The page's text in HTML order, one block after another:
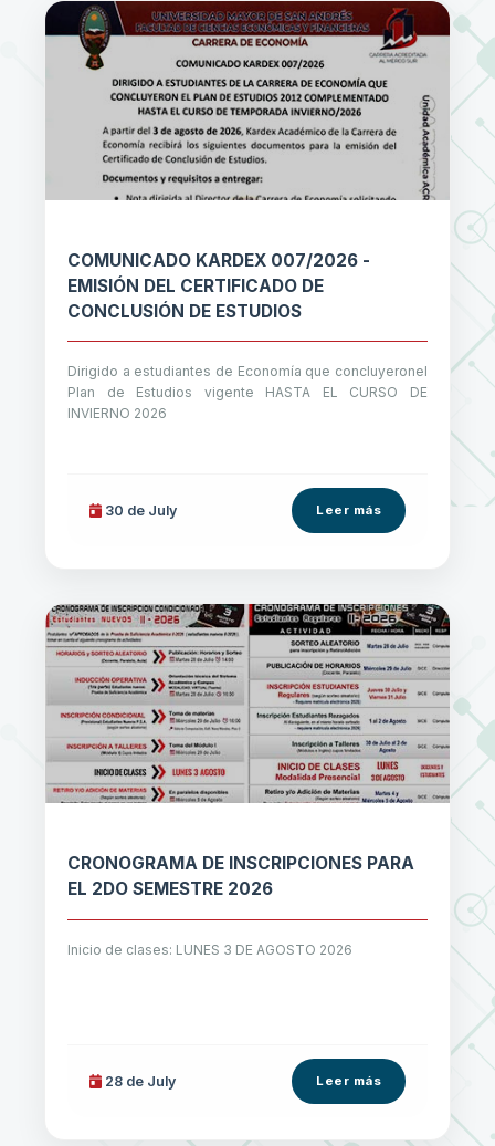
COMUNICADO KARDEX 007/2026 -
EMISIÓN DEL CERTIFICADO DE
CONCLUSIÓN DE ESTUDIOS
Dirigido a estudiantes de Economía que concluyeronel
Plan de Estudios vigente HASTA EL CURSO DE
INVIERNO 2026
30 de July Leer más
CRONOGRAMA DE INSCRIPCIONES PARA
EL 2DO SEMESTRE 2026
Inicio de clases: LUNES 3 DE AGOSTO 2026
28 de July Leer más